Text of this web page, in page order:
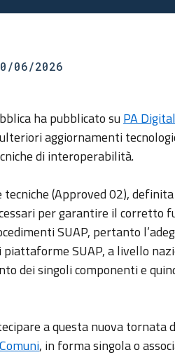
06/2026
ha pubblicato su PA
aggiornamenti
di interoperabilità.
(Approved 02),
per garantire il corretto
SUAP, pertanto
SUAP, a livello
dei singoli componenti e
a questa nuova tornata
Comuni, in forma singola o